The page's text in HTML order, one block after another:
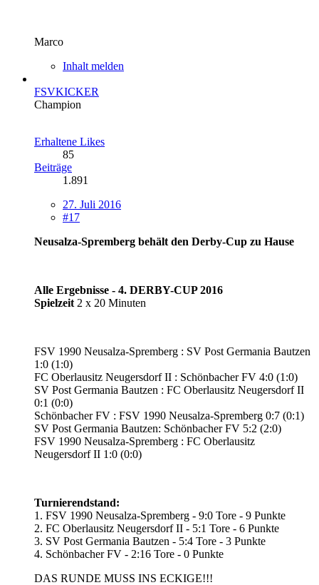
Marco
Inhalt melden
FSVKICKER
Champion
Erhaltene Likes
85
Beiträge
1.891
27. Juli 2016
#17
Neusalza-Spremberg behält den Derby-Cup zu Hause
Alle Ergebnisse - 4. DERBY-CUP 2016
Spielzeit 2 x 20 Minuten
FSV 1990 Neusalza-Spremberg : SV Post Germania Bautzen
1:0 (1:0)
FC Oberlausitz Neugersdorf II : Schönbacher FV 4:0 (1:0)
SV Post Germania Bautzen : FC Oberlausitz Neugersdorf II
0:1 (0:0)
Schönbacher FV : FSV 1990 Neusalza-Spremberg 0:7 (0:1)
SV Post Germania Bautzen: Schönbacher FV 5:2 (2:0)
FSV 1990 Neusalza-Spremberg : FC Oberlausitz
Neugersdorf II 1:0 (0:0)
Turnierendstand:
1. FSV 1990 Neusalza-Spremberg - 9:0 Tore - 9 Punkte
2. FC Oberlausitz Neugersdorf II - 5:1 Tore - 6 Punkte
3. SV Post Germania Bautzen - 5:4 Tore - 3 Punkte
4. Schönbacher FV - 2:16 Tore - 0 Punkte
DAS RUNDE MUSS INS ECKIGE!!!